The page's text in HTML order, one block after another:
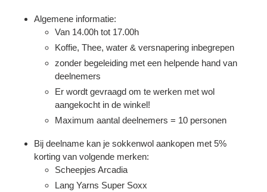
Algemene informatie:
Van 14.00h tot 17.00h
Koffie, Thee, water & versnapering inbegrepen
zonder begeleiding met een helpende hand van
deelnemers
Er wordt gevraagd om te werken met wol
aangekocht in de winkel!
Maximum aantal deelnemers = 10 personen
Bij deelname kan je sokkenwol aankopen met 5%
korting van volgende merken:
Scheepjes Arcadia
Lang Yarns Super Soxx